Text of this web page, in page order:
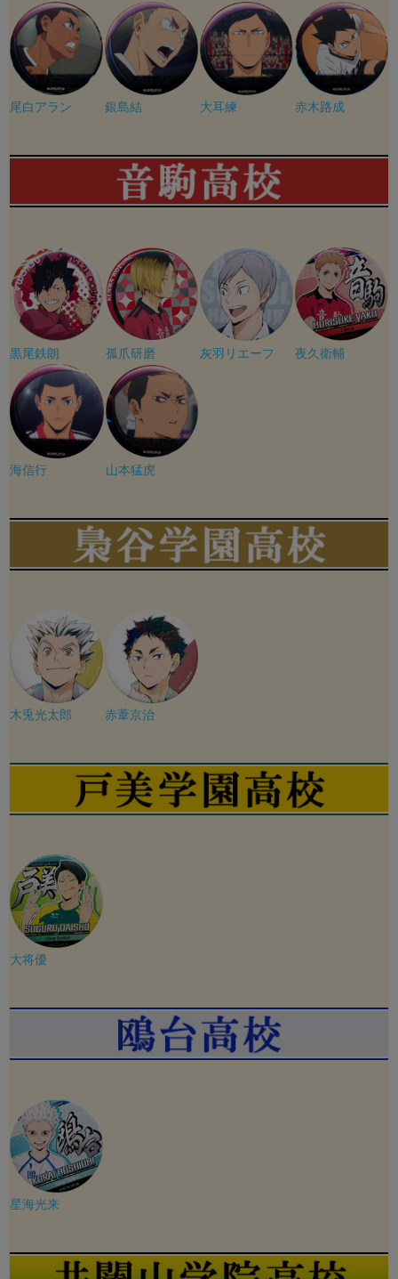
尾白アラン 銀島結 大耳練 赤木路成
黒尾鉄朗 孤爪研磨 灰羽リエーフ 夜久衛輔
海信行 山本猛虎
木兎光太郎 赤葦京治
大将優
星海光来